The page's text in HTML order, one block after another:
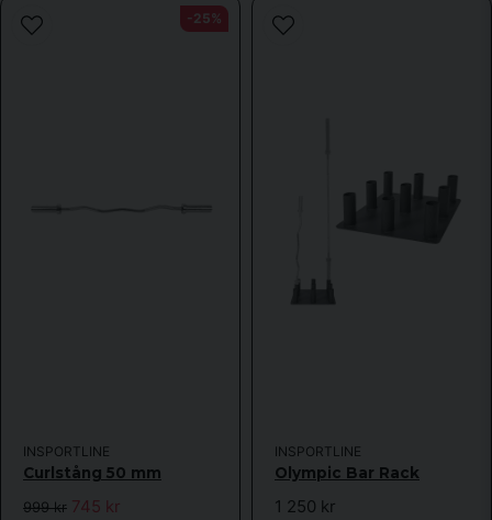
INSPORTLINE
Curlstång 50 mm
999 kr 745 kr
-25%
INSPORTLINE
Olympic Bar Rack
1 250 kr